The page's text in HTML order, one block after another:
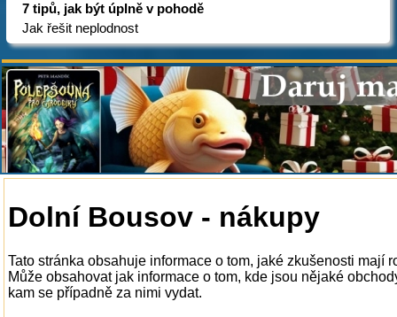
7 tipů, jak být úplně v pohodě
Jak řešit neplodnost
Dolní Bousov - nákupy
Tato stránka obsahuje informace o tom, jaké zkušenosti mají
Může obsahovat jak informace o tom, kde jsou nějaké
kam se případně za nimi vydat.